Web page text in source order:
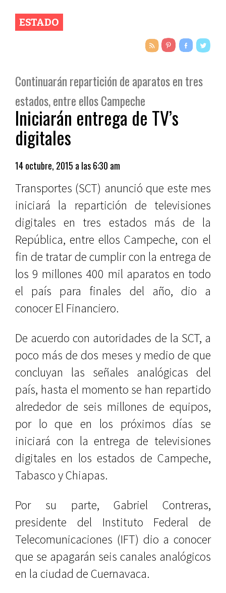
ESTADO
Continuarán repartición de aparatos en tres
estados, entre ellos Campeche
Iniciarán entrega de TV’s
digitales
14 octubre, 2015 a las 6:30 am
Transportes (SCT) anunció que este mes
iniciará la repartición de televisiones
digitales en tres estados más de la
República, entre ellos Campeche, con el
fin de tratar de cumplir con la entrega de
los 9 millones 400 mil aparatos en todo
el país para finales del año, dio a
conocer El Financiero.
De acuerdo con autoridades de la SCT, a
poco más de dos meses y medio de que
concluyan las señales analógicas del
país, hasta el momento se han repartido
alrededor de seis millones de equipos,
por lo que en los próximos días se
iniciará con la entrega de televisiones
digitales en los estados de Campeche,
Tabasco y Chiapas.
Por su parte, Gabriel Contreras,
presidente del Instituto Federal de
Telecomunicaciones (IFT) dio a conocer
que se apagarán seis canales analógicos
en la ciudad de Cuernavaca.